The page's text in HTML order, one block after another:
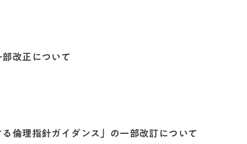
改正について
倫理指針ガイダンス」の一部改訂について